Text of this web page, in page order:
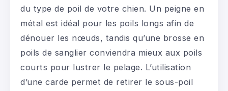
du type de poil de votre chien. Un peigne en
métal est idéal pour les poils longs afin de
dénouer les nœuds, tandis qu’une brosse en
poils de sanglier conviendra mieux aux poils
courts pour lustrer le pelage. L’utilisation
d’une carde permet de retirer le sous-poil